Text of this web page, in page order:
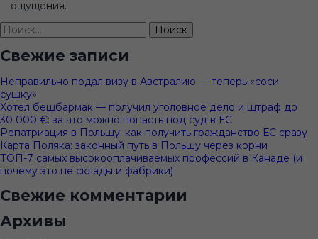
ощущения.
Найти:
Свежие записи
Неправильно подал визу в Австралию — теперь «соси
сушку»
Хотел бешбармак — получил уголовное дело и штраф до
30 000 €: за что можно попасть под суд в ЕС
Репатриация в Польшу: как получить гражданство ЕС сразу
Карта Поляка: законный путь в Польшу через корни
ТОП-7 самых высокооплачиваемых профессий в Канаде (и
почему это не склады и фабрики)
Свежие комментарии
Архивы